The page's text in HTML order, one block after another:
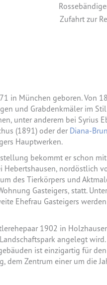
Zufahrt zur
in München geboren. Von
und Grabdenkmäler im
unter anderem bei Syrius
(1891) oder der Diana-
Hauptwerken.
bekommt er schon
nordöstlich
des Tierkörpers und
Gasteigers, statt.
Ehefrau Gasteigers
1902 in
angelegt
ist einzigartig für
dem Zentrum einer um die